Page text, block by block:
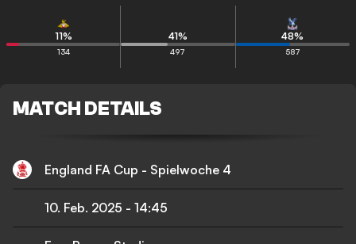
11%
134
41%
497
48%
587
MATCH DETAILS
England FA Cup - Spielwoche 4
10. Feb. 2025 - 14:45